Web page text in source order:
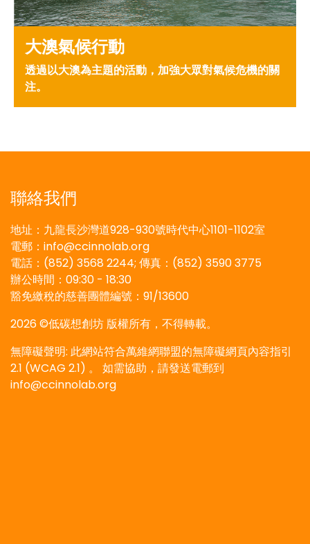
大澳氣候行動
透過以大澳為主題的活動，加強大眾對氣候危機的關
注。
聯絡我們
地址：九龍長沙灣道928-930號時代中心1101-1102室
電郵：info@ccinnolab.org
電話：(852) 3568 2244; 傳真：(852) 3590 3775
辦公時間：09:30 - 18:30
豁免繳稅的慈善團體編號：91/13600
2026 ©低碳想創坊 版權所有，不得轉載。
無障礙聲明: 此網站符合萬維網聯盟的無障礙網頁內容指引
2.1 (WCAG 2.1) 。 如需協助，請發送電郵到
info@ccinnolab.org